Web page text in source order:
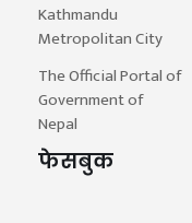
Kathmandu
Metropolitan City
The Official Portal of
Government of
Nepal
फेसबुक